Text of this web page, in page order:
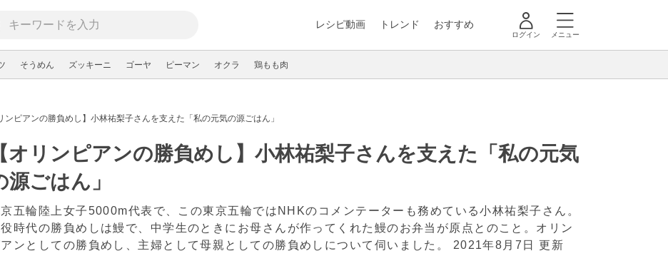
レシピ動画 トレンド おすすめ
ログイン メニュー
そうめん ズッキーニ ゴーヤ ピーマン オクラ 鶏もも肉
ンピアンの勝負めし】小林祐梨子さんを支えた「私の元気の源ごはん」
【オリンピアンの勝負めし】小林祐梨子さんを支えた「私の元気
源ごはん」
五輪陸上女子5000m代表で、この東京五輪ではNHKのコメンテーターも務めている小林祐梨子さん。
時代の勝負めしは鰻で、中学生のときにお母さんが作ってくれた鰻のお弁当が原点とのこと。オリン
アンとしての勝負めし、主婦として母親としての勝負めしについて伺いました。 2021年8月7日 更新